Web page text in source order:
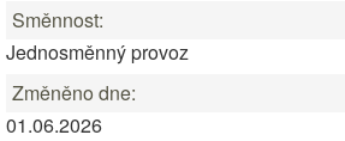
Směnnost:
Jednosměnný provoz
Změněno dne:
01.06.2026